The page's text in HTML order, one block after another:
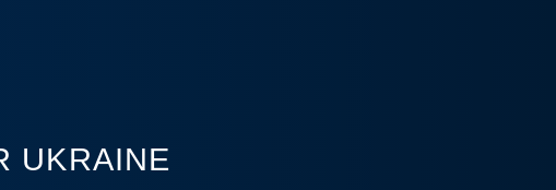
UKRAINE